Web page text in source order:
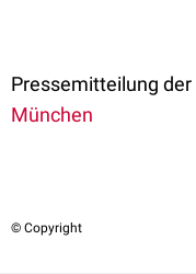
Pressemitteilung der
München
© Copyright